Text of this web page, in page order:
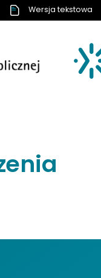
BIP
Wersja tekstowa